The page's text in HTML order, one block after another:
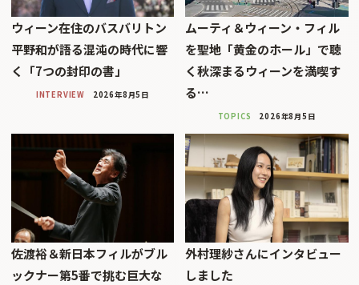
ウィーン在住のバスバリトン
平野和が語る混沌の時代に響
く「7つの封印の書」
INTERVIEW 2026年8月5日
ムーティ＆ウィーン・フィル
を聖地「黄金のホール」で聴
く秋深まるウィーンを満喫す
る…
TOPICS 2026年8月5日
佐渡裕＆新日本フィルがブル
ックナー第5番で挑む巨大な
外村理紗さんにインタビュー
しました